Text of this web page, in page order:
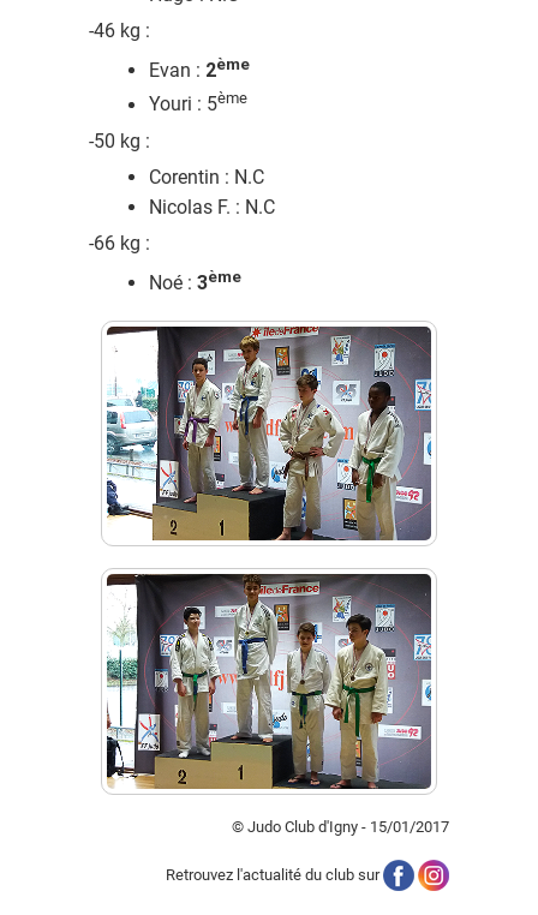
-46 kg :
Evan : 2ème
Youri : 5ème
-50 kg :
Corentin : N.C
Nicolas F. : N.C
-66 kg :
Noé : 3ème
© Judo Club d'Igny - 15/01/2017
Retrouvez l'actualité du club sur